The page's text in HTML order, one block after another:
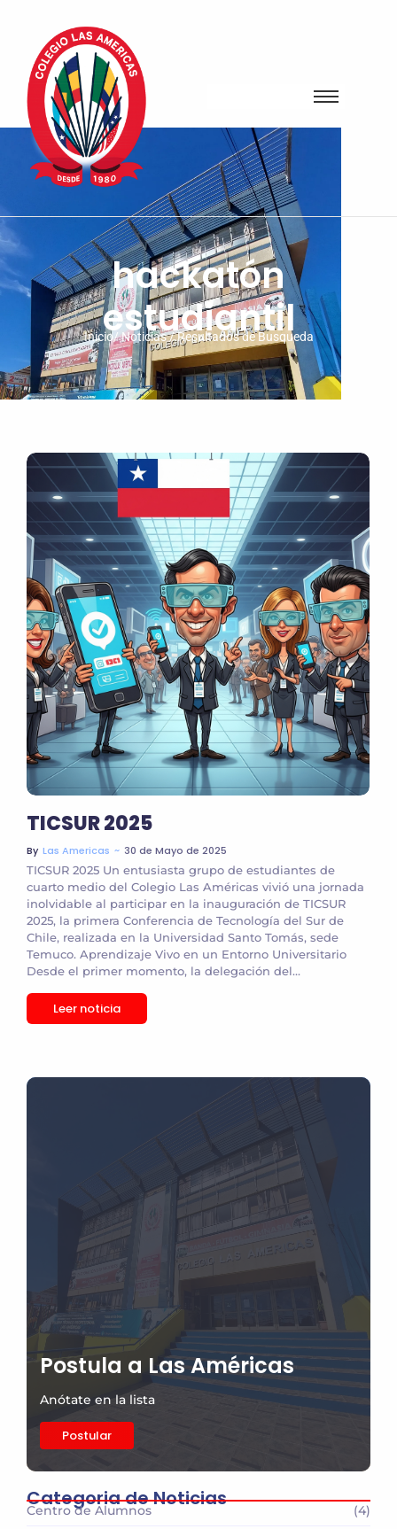
hackatón
estudiantil
Inicio/ Noticias / Resultados de Busqueda
TICSUR 2025
By Las Americas ~ 30 de Mayo de 2025
TICSUR 2025 Un entusiasta grupo de estudiantes de
cuarto medio del Colegio Las Américas vivió una jornada
inolvidable al participar en la inauguración de TICSUR
2025, la primera Conferencia de Tecnología del Sur de
Chile, realizada en la Universidad Santo Tomás, sede
Temuco. Aprendizaje Vivo en un Entorno Universitario
Desde el primer momento, la delegación del...
Leer noticia
Postula a Las Américas
Anótate en la lista
Postular
Categoria de Noticias
Centro de Alumnos
(4)